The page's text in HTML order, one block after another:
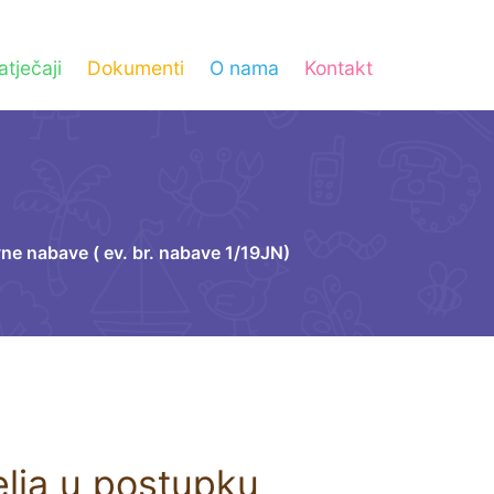
Dokumenti O nama Kontakt
nabave ( ev. br. nabave 1/19JN)
u postupku